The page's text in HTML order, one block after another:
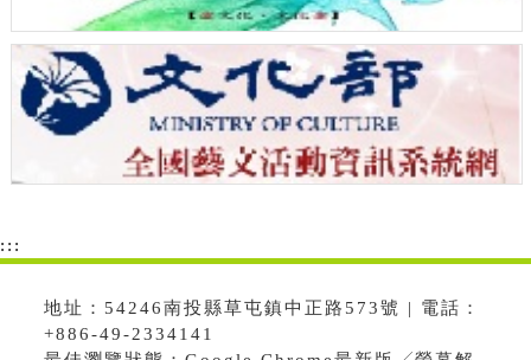
:::
地址：54246南投縣草屯鎮中正路573號 | 電話：
+886-49-2334141